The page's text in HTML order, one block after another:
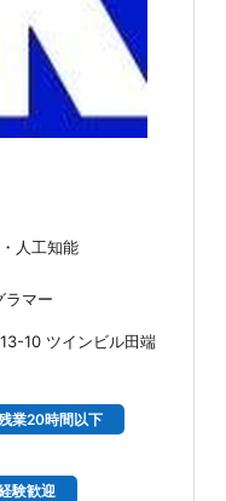
人工知能
ラマー
10 ツインビル田端
業20時間以下
験歓迎